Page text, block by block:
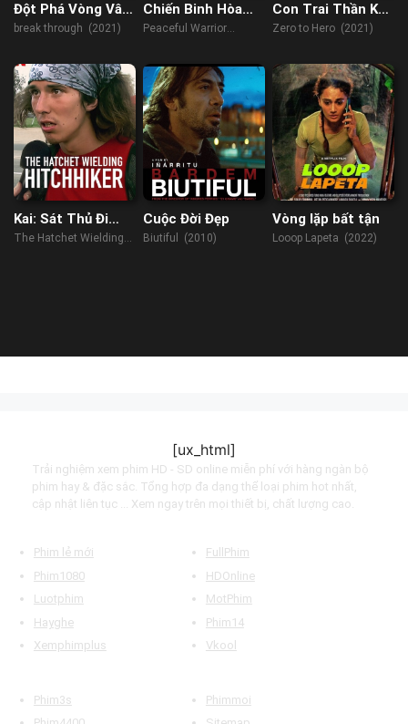
Đột Phá Vòng Vây
Hỏa Tuyến
break through (2021)
Chiến Binh Hòa
Bình
Peaceful Warrior
Con Trai Thần Kỳ
Của Mẹ
Zero to Hero (2021)
Kai: Sát Thủ Đi
Nhờ Xe
The Hatchet Wielding
Cuộc Đời Đẹp
Biutiful (2010)
Vòng lặp bất tận
Looop Lapeta (2022)